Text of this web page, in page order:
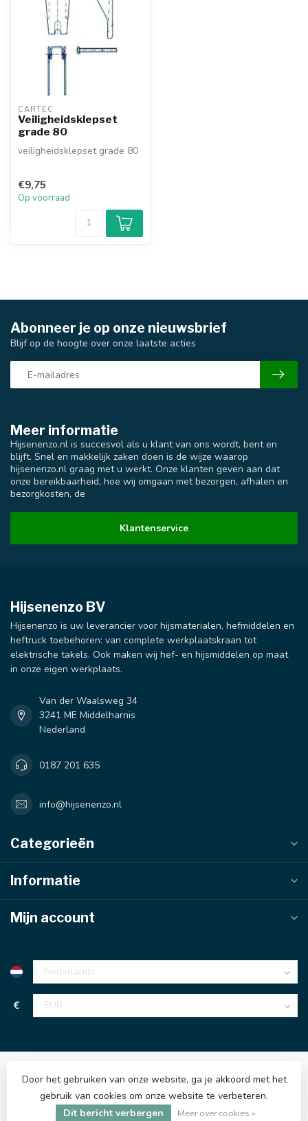
CARTEC
Veiligheidsklepset
grade 80
veiligheidsklepset grade 80
€9,75
Op voorraad
Meer informatie
Hijsenenzo.nl is succesvol als u klant van ons wordt, bent en
blijft. Snel en makkelijk zaken doen is de wijze waarop
hijsenenzo.nl graag met u werkt. Onze klanten geven aan dat
onze bereikbaarheid, hoe wij omgaan met bezorgen, afhalen en
bezorgkosten, de
Klantenservice
Abonneer je op onze nieuwsbrief
Blijf op de hoogte over onze laatste acties
Hijsenenzo BV
Hijsenenzo is uw leverancier voor hijsmaterialen, hefmiddelen en
heftruck toebehoren: van complete werkplaatskraan tot
elektrische takels. Ook maken wij hef- en hijsmiddelen op maat
in onze eigen werkplaats.
Van der Waalsweg 34
3241 ME Middelharnis
Nederland
0187 201 635
info@hijsenenzo.nl
Categorieën
Informatie
Mijn account
€
© Copyright 2026 Hijsenenzo BV
Door het gebruiken van onze website, ga je akkoord met het
gebruik van cookies om onze website te verbeteren.
Dit bericht verbergen
Meer over cookies »